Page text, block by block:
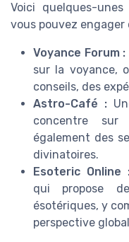
Voici quelques-
vous pouvez
Voyance Forum :
sur la voyance,
conseils, des
Astro-Café :
concentre
également des
divinatoires.
Esoteric Online
qui propose
ésotériques, y
perspective